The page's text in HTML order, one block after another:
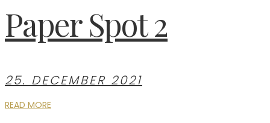
Paper Spot 2
25. DECEMBER 2021
READ MORE